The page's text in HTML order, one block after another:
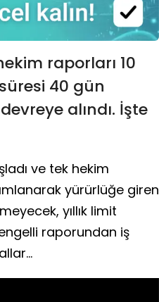
raporları 10
40 gün
alındı. İşte
ve tek hekim
yürürlüğe giren
yıllık limit
raporundan iş